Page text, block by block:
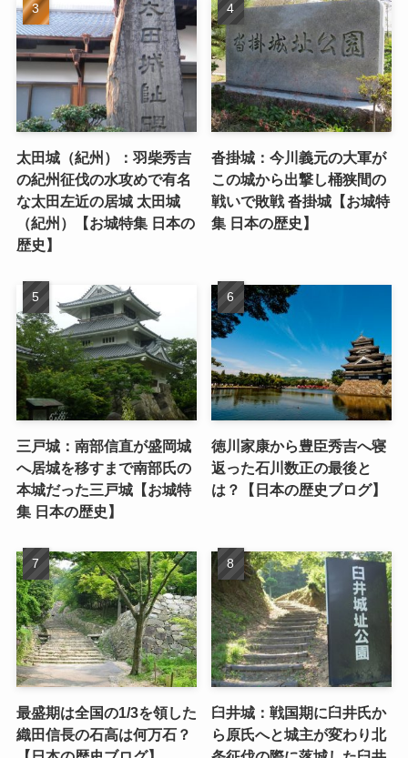
太田城（紀州）：羽柴秀吉
の紀州征伐の水攻めで有名
な太田左近の居城 太田城
（紀州）【お城特集 日本の
歴史】
沓掛城：今川義元の大軍が
この城から出撃し桶狭間の
戦いで敗戦 沓掛城【お城特
集 日本の歴史】
三戸城：南部信直が盛岡城
へ居城を移すまで南部氏の
本城だった三戸城【お城特
集 日本の歴史】
徳川家康から豊臣秀吉へ寝
返った石川数正の最後と
は？【日本の歴史ブログ】
最盛期は全国の1/3を領した
織田信長の石高は何万石？
臼井城：戦国期に臼井氏か
ら原氏へと城主が変わり北